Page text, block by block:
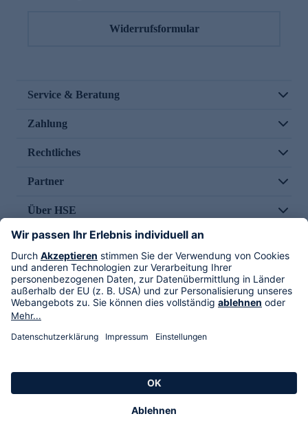
Widerrufsformular
Service & Beratung
Zahlung
Rechtliches
Partner
Über HSE
Im TV
HSE International